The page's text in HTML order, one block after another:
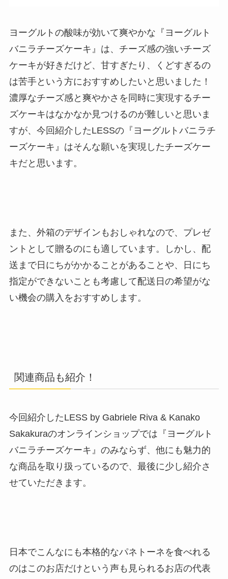
ヨーグルトの酸味が効いて爽やかな『ヨーグルト
バニラチーズケーキ』は、チーズ感の強いチーズ
ケーキが好きだけど、甘すぎたり、くどすぎるの
は苦手という方におすすめしたいと思いました！
濃厚なチーズ感と爽やかさを同時に実現するチー
ズケーキはなかなか見つけるのが難しいと思いま
すが、今回紹介したLESSの『ヨーグルトバニラチ
ーズケーキ』はそんな願いを実現したチーズケー
キだと思います。
また、外箱のデザインもおしゃれなので、プレゼ
ントとして贈るのにも適しています。しかし、配
送まで日にちがかかることがあることや、日にち
指定ができないことも考慮して配送日の希望がな
い機会の購入をおすすめします。
関連商品も紹介！
今回紹介したLESSby Gabriele Riva & Kanako
Sakakuraのオンラインショップでは『ヨーグルト
バニラチーズケーキ』のみならず、他にも魅力的
な商品を取り扱っているので、最後に少し紹介さ
せていただきます。
日本でこんなにも本格的なパネトーネを食べれる
のはこのお店だけという声も見られるお店の代表